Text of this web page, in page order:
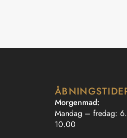
Morgenmad:
Mandag – fredag:
10.00